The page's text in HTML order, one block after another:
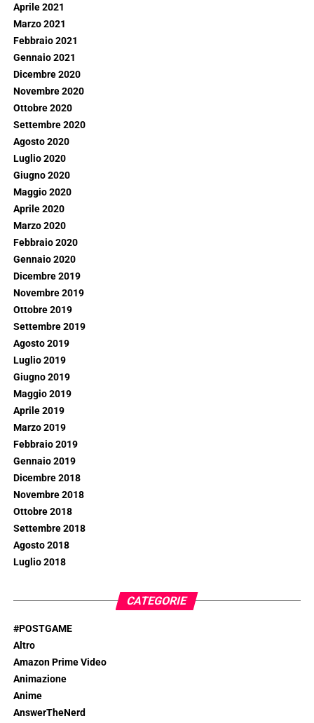
Aprile 2021
Marzo 2021
Febbraio 2021
Gennaio 2021
Dicembre 2020
Novembre 2020
Ottobre 2020
Settembre 2020
Agosto 2020
Luglio 2020
Giugno 2020
Maggio 2020
Aprile 2020
Marzo 2020
Febbraio 2020
Gennaio 2020
Dicembre 2019
Novembre 2019
Ottobre 2019
Settembre 2019
Agosto 2019
Luglio 2019
Giugno 2019
Maggio 2019
Aprile 2019
Marzo 2019
Febbraio 2019
Gennaio 2019
Dicembre 2018
Novembre 2018
Ottobre 2018
Settembre 2018
Agosto 2018
Luglio 2018
CATEGORIE
#POSTGAME
Altro
Amazon Prime Video
Animazione
Anime
AnswerTheNerd